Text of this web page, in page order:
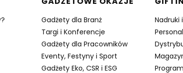
Gadżety dla Branż
Targi i Konferencje
Gadżety dla Pracowników
Eventy, Festyny i Sport
Gadżety Eko, CSR i ESG
Nadruki